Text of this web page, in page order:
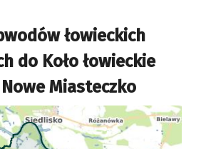
łowieckich
do Koło łowieckie
Nowe Miasteczko